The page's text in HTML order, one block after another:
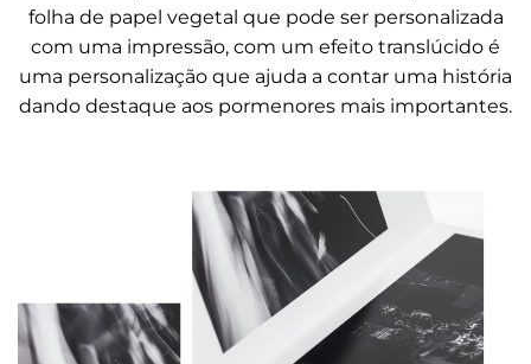
folha de papel vegetal que pode ser personalizada
com uma impressão, com um efeito translúcido é
uma personalização que ajuda a contar uma história
dando destaque aos pormenores mais importantes.